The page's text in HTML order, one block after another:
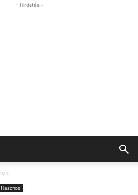
- Hirdetés -
Hasznos